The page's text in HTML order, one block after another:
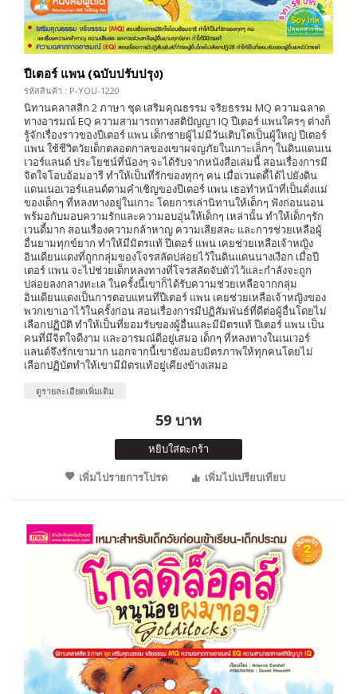
ปีเตอร์ แพน (ฉบับปรับปรุง)
รหัสสินค้า : P-YOU-1220
นิทานคลาสสิก 2 ภาษา ชุด เสริมคุณธรรม จริยธรรม MQ ความฉลาด
ทางอารมณ์ EQ ความสามารถทางสติปัญญา IQ ปีเตอร์ แพนใครๆ ต่างก็
รู้จักเรื่องราวของปีเตอร์ แพน เด็กชายผู้ไม่มีวันเติบโตเป็นผู้ใหญ่ ปีเตอร์
แพน ใช้ชีวิตวัยเด็กตลอดกาลของเขาผจญภัยในเกาะเล็กๆ ในดินแดนเน
เวอร์แลนด์ ประโยชน์ที่น้องๆ จะได้รับจากหนังสือเล่มนี้ สอนเรื่องการมี
จิตใจโอบอ้อมอารี ทำให้เป็นที่รักของทุกๆ คน เมื่อเวนดดี้ได้ไปยังดิน
แดนเนอเวอร์แลนด์ตามคำเชิญของปีเตอร์ แพน เธอทำหน้าที่เป็นดั่งแม่
ของเด็กๆ ที่หลงทางอยู่ในเกาะ โดยการเล่านิทานให้เด็กๆ ฟังก่อนนอน
พร้มอกับมอบความรักและความอบอุ่นให้เด็กๆ เหล่านั้น ทำให้เด็กๆรัก
เวนดี้มาก สอนเรื่องความกล้าหาญ ความเสียสละ และการช่วยเหลือผู้
อื่นยามทุกข์ยาก ทำให้มีมิตรแท้ ปีเตอร์ แพน เคยช่วยเหลือเจ้าหญิง
อินเดียนแดงที่ถูกกลุ่มของโจรสลัดปล่อยไว้ในดินแดนนางเงือก เมื่อปี
เตอร์ แพน จะไปช่วยเด็กหลงทางที่โจรสลัดจับตัวไว้และกำลังจะถูก
ปล่อยลงกลางทะเล ในครั้งนี้เขาก็ได้รับความช่วยเหลือจากกลุ่ม
อินเดียนแดงเป็นการตอบแทนที่ปีเตอร์ แพน เคยช่วยเหลือเจ้าหญิงของ
พวกเขาเอาไว้ในครั้งก่อน สอนเรื่องการมีปฏิสัมพันธ์ที่ดีต่อผู้อื่นโดยไม่
เลือกปฏิบัติ ทำให้เป็นที่ยอมรับของผู้อื่นและมีมิตรแท้ ปีเตอร์ แพน เป็น
คนที่มีจิตใจดีงาม และอารมณ์ดีอยู่เสมอ เด็กๆ ที่หลงทางในเนเวอร์
แลนด์จึงรักเขามาก นอกจากนี้เขายังมอบมิตรภาพให้ทุกคนโดยไม่
เลือกปฏิบัตทำให้เขามีมิตรแท้อยู่เคียงข้างเสมอ
ดูรายละเอียดเพิ่มเติม
59 บาท
หยิบใส่ตะกร้า
เพิ่มไปรายการโปรด
เพิ่มไปเปรียบเทียบ